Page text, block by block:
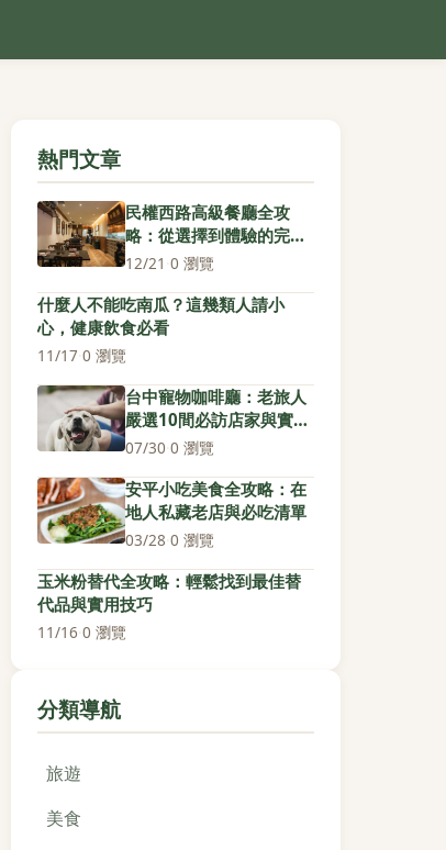
熱門文章
民權西路高級餐廳全攻
略：從選擇到體驗的完整
指南
12/21 ·0 瀏覽
什麼人不能吃南瓜？這幾類人請小
心，健康飲食必看
11/17·0 瀏覽
台中寵物咖啡廳：老旅人
嚴選10間必訪店家與實用
心得
07/30·0 瀏覽
安平小吃美食全攻略：在
地人私藏老店與必吃清單
03/28·0 瀏覽
玉米粉替代全攻略：輕鬆找到最佳替
代品與實用技巧
11/16·0 瀏覽
分類導航
旅遊
美食